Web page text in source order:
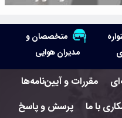
هواپیما شد
حقوق ۱۲۷ هزار دلاری
متخصصان و
مدیران هوایی
مقررات و آیین‌نامه‌ها
با ما پرسش و پاسخ